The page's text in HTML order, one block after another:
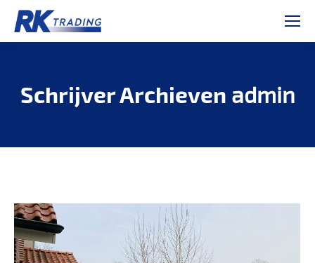
Schrijver Archieven admin